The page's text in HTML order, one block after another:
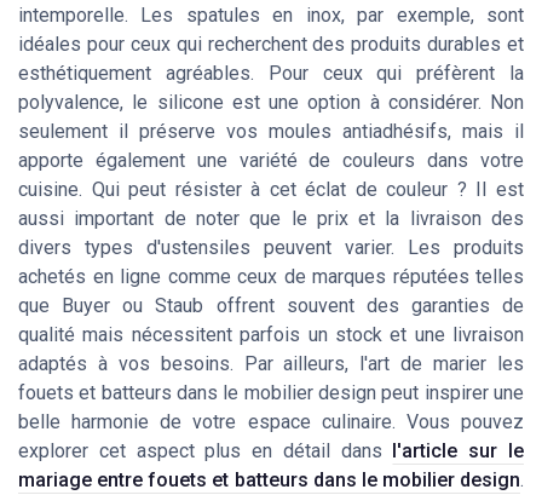
intemporelle. Les spatules en inox, par exemple, sont
idéales pour ceux qui recherchent des produits durables et
esthétiquement agréables. Pour ceux qui préfèrent la
polyvalence, le silicone est une option à considérer. Non
seulement il préserve vos moules antiadhésifs, mais il
apporte également une variété de couleurs dans votre
cuisine. Qui peut résister à cet éclat de couleur ? Il est
aussi important de noter que le prixet la livraison des
divers types d'ustensiles peuvent varier. Les produits
achetés en ligne comme ceux de marques réputées telles
que Buyer ouStaub offrent souvent des garanties de
qualité mais nécessitent parfois un stock et une livraison
adaptés à vos besoins. Par ailleurs, l'art de marier les
fouets et batteurs dans le mobilier design peut inspirer une
belle harmonie de votre espace culinaire. Vous pouvez
explorer cet aspect plus en détail dans l'article sur le
mariage entre fouets et batteurs dans le mobilier design.